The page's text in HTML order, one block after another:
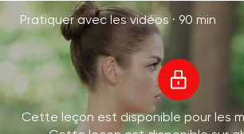
Pratiquer avec les vidéos · 90 min
Cette leçon est disponible pour les